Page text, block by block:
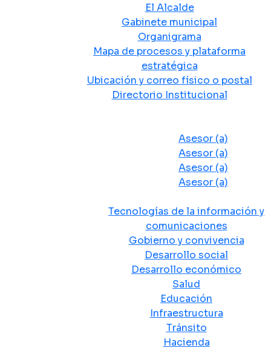
El Alcalde
Gabinete municipal
Organigrama
Mapa de procesos y plataforma
estratégica
Ubicación y correo físico o postal
Directorio Institucional
Asesor (a)
Asesor (a)
Asesor (a)
Asesor (a)
Tecnologías de la información y
comunicaciones
Gobierno y convivencia
Desarrollo social
Desarrollo económico
Salud
Educación
Infraestructura
Tránsito
Hacienda